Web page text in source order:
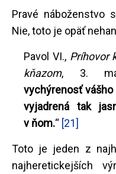
Pravé náboženstvo
Nie, toto je opäť
Pavol VI., Príhovor
kňazom, 3.
vychýrenosť vášho
vyjadrená tak
v ňom.“ [21]
Toto je jeden z
najheretickejších